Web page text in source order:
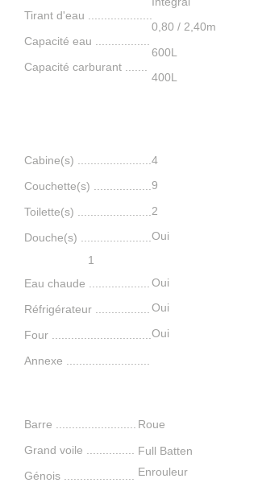
Tirant d'eau ....................
Capacité eau .................
Capacité carburant ......
0,80 / 2,40m
600L
400L
Cabine(s) .......................
Couchette(s) ..................
Toilette(s) .......................
Douche(s) ......................
4
9
2
Oui
1
Eau chaude ...................
Réfrigérateur .................
Four ...............................
Annexe ..........................
Oui
Oui
Oui
Barre .........................
Grand voile .
Génois .
Roue
Full Batten
Enrouleur